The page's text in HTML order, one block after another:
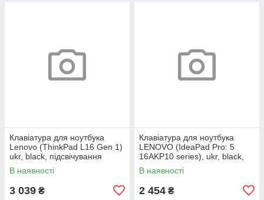
Клавіатура для ноутбука
Lenovo (ThinkPad L16 Gen 1)
ukr, black, підсвічування
клавіш (copilot)
В наявності
3 039 ₴
Клавіатура для ноутбука
LENOVO (IdeaPad Pro: 5
16AKP10 series), ukr, black,
без кадру, підсвічування
клавіш
В наявності
2 454 ₴